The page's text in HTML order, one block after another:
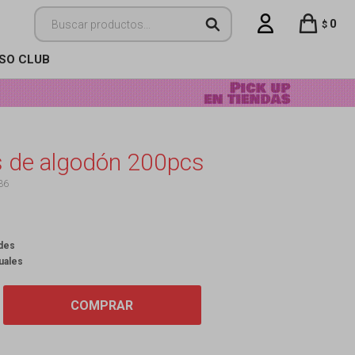
CLUB
$ 0
de algodón 200pcs
COMPRAR